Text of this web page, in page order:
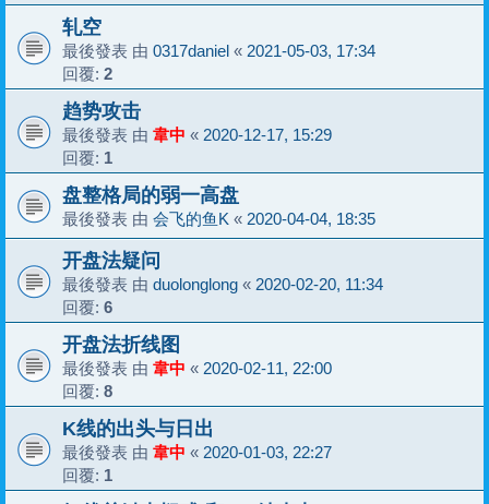
轧空
最後發表 由 0317daniel « 2021-05-03, 17:34
回覆: 2
趋势攻击
最後發表 由 韋中 « 2020-12-17, 15:29
回覆: 1
盘整格局的弱一高盘
最後發表 由 会飞的鱼K « 2020-04-04, 18:35
开盘法疑问
最後發表 由 duolonglong « 2020-02-20, 11:34
回覆: 6
开盘法折线图
最後發表 由 韋中 « 2020-02-11, 22:00
回覆: 8
K线的出头与日出
最後發表 由 韋中 « 2020-01-03, 22:27
回覆: 1